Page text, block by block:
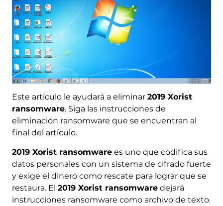
Este artículo le ayudará a eliminar 2019 Xorist
ransomware. Siga las instrucciones de
eliminación ransomware que se encuentran al
final del artículo.
2019 Xorist ransomwarees uno que codifica sus
datos personales con un sistema de cifrado fuerte
y exige el dinero como rescate para lograr que se
restaura. El 2019 Xorist ransomwaredejará
instrucciones ransomware como archivo de texto.